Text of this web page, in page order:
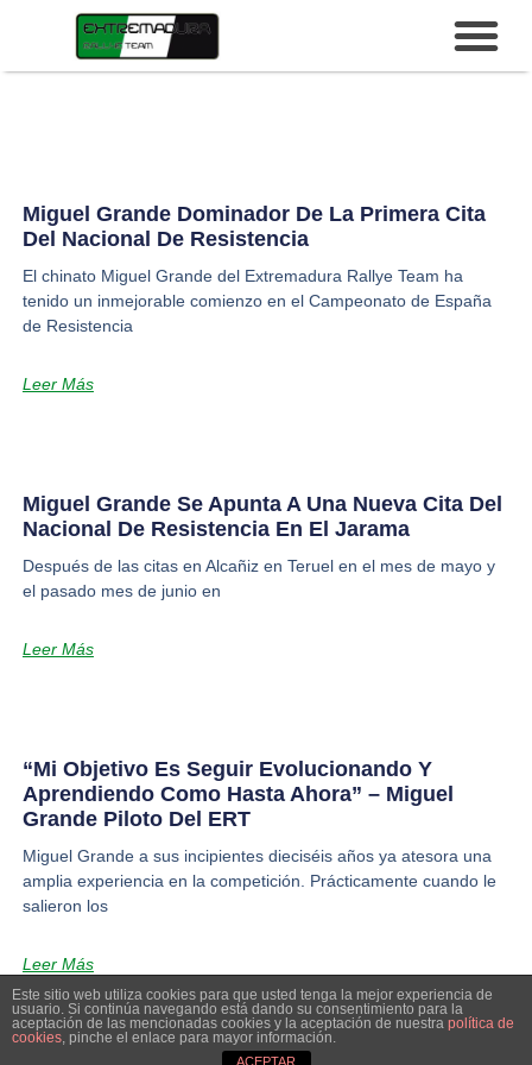
Miguel Grande Dominador De La Primera Cita
Del Nacional De Resistencia
El chinato Miguel Grande del Extremadura Rallye Team ha
tenido un inmejorable comienzo en el Campeonato de España
de Resistencia
Leer Más
Miguel Grande Se Apunta A Una Nueva Cita Del
Nacional De Resistencia En El Jarama
Después de las citas en Alcañiz en Teruel en el mes de mayo y
el pasado mes de junio en
Leer Más
“Mi Objetivo Es Seguir Evolucionando Y
Aprendiendo Como Hasta Ahora” – Miguel
Grande Piloto Del ERT
Miguel Grande a sus incipientes dieciséis años ya atesora una
amplia experiencia en la competición. Prácticamente cuando le
salieron los
Leer Más
© Extremadura Rallye Team
Este sitio web utiliza cookies para que usted tenga la mejor experiencia de
usuario. Si continúa navegando está dando su consentimiento para la
aceptación de las mencionadas cookies y la aceptación de nuestra política de
cookies, pinche el enlace para mayor información.
ACEPTAR